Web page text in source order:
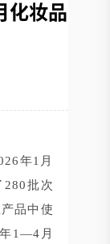
化妆品
年1月
批次
品中使
1—4月